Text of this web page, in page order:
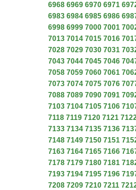
6968 6969 6970 6971
6983 6984 6985 6986
6998 6999 7000 7001
7013 7014 7015 7016
7028 7029 7030 7031
7043 7044 7045 7046
7058 7059 7060 7061
7073 7074 7075 7076
7088 7089 7090 7091
7103 7104 7105 7106
7118 7119 7120 7121
7133 7134 7135 7136
7148 7149 7150 7151
7163 7164 7165 7166
7178 7179 7180 7181
7193 7194 7195 7196
7208 7209 7210 7211